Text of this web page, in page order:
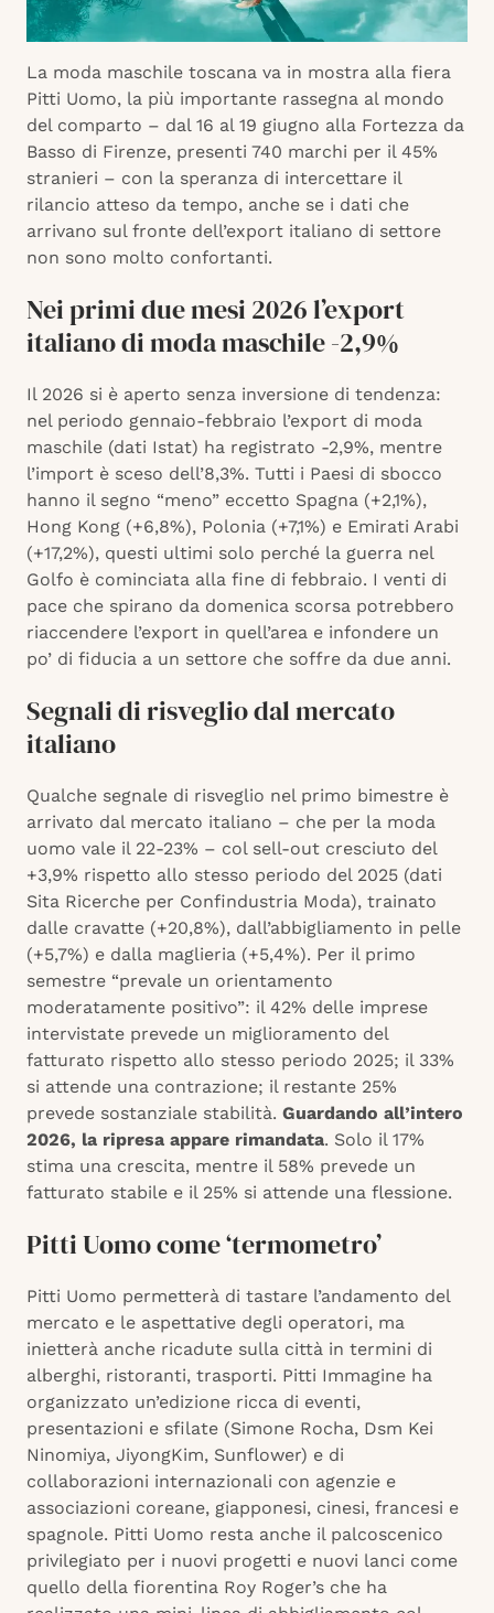
La moda maschile toscana va in mostra alla fiera
Pitti Uomo, la più importante rassegna al mondo
del comparto – dal 16 al 19 giugno alla Fortezza da
Basso di Firenze, presenti 740 marchi per il 45%
stranieri – con la speranza di intercettare il
rilancio atteso da tempo, anche se i dati che
arrivano sul fronte dell’export italiano di settore
non sono molto confortanti.
Nei primi due mesi 2026 l’export
italiano di moda maschile -2,9%
Il 2026 si è aperto senza inversione di tendenza:
nel periodo gennaio-febbraio l’export di moda
maschile (dati Istat) ha registrato -2,9%, mentre
l’import è sceso dell’8,3%. Tutti i Paesi di sbocco
hanno il segno “meno” eccetto Spagna (+2,1%),
Hong Kong (+6,8%), Polonia (+7,1%) e Emirati Arabi
(+17,2%), questi ultimi solo perché la guerra nel
Golfo è cominciata alla fine di febbraio. I venti di
pace che spirano da domenica scorsa potrebbero
riaccendere l’export in quell’area e infondere un
po’ di fiducia a un settore che soffre da due anni.
Segnali di risveglio dal mercato
italiano
Qualche segnale di risveglio nel primo bimestre è
arrivato dal mercato italiano – che per la moda
uomo vale il 22-23% – col sell-out cresciuto del
+3,9% rispetto allo stesso periodo del 2025 (dati
Sita Ricerche per Confindustria Moda), trainato
dalle cravatte (+20,8%), dall’abbigliamento in pelle
(+5,7%) e dalla maglieria (+5,4%). Per il primo
semestre “prevale un orientamento
moderatamente positivo”: il 42% delle imprese
intervistate prevede un miglioramento del
fatturato rispetto allo stesso periodo 2025; il 33%
si attende una contrazione; il restante 25%
prevede sostanziale stabilità. Guardando all’intero
2026, la ripresa appare rimandata. Solo il 17%
stima una crescita, mentre il 58% prevede un
fatturato stabile e il 25% si attende una flessione.
Pitti Uomo come ‘termometro’
Pitti Uomo permetterà di tastare l’andamento del
mercato e le aspettative degli operatori, ma
inietterà anche ricadute sulla città in termini di
alberghi, ristoranti, trasporti. Pitti Immagine ha
organizzato un’edizione ricca di eventi,
presentazioni e sfilate (Simone Rocha, Dsm Kei
Ninomiya, JiyongKim, Sunflower) e di
collaborazioni internazionali con agenzie e
associazioni coreane, giapponesi, cinesi, francesi e
spagnole. Pitti Uomo resta anche il palcoscenico
privilegiato per i nuovi progetti e nuovi lanci come
quello della fiorentina Roy Roger’s che ha